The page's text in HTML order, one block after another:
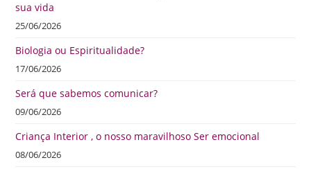
sua vida
25/06/2026
Biologia ou Espiritualidade?
17/06/2026
Será que sabemos comunicar?
09/06/2026
Criança Interior , o nosso maravilhoso Ser emocional
08/06/2026